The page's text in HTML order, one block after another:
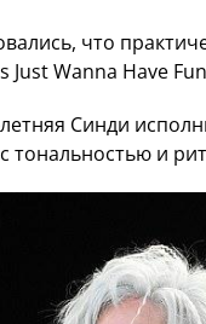
что
Wanna Have
Синди
тональностью и